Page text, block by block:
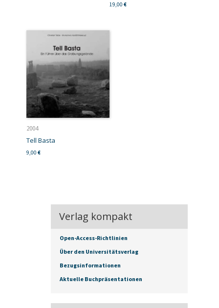
19,00 €
2004
Tell Basta
9,00 €
Verlag kompakt
Open-Access-Richtlinien
Über den Universitätsverlag
Bezugsinformationen
Aktuelle Buchpräsentationen